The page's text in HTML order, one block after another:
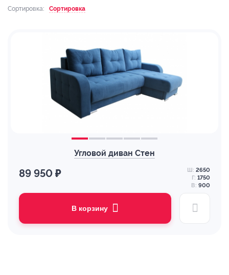
Сортировка: Сортировка
Угловой диван Стен
89 950 ₽ Ш: 2650
Г: 1750
В: 900
В корзину